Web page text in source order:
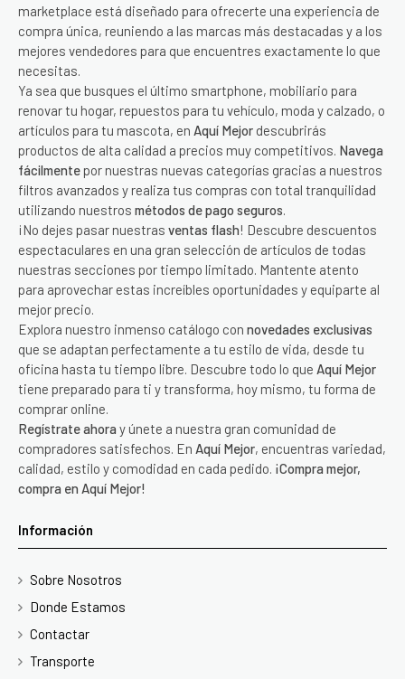
marketplace está diseñado para ofrecerte una experiencia de
compra única, reuniendo a las marcas más destacadas y a los
mejores vendedores para que encuentres exactamente lo que
necesitas.
Ya sea que busques el último smartphone, mobiliario para
renovar tu hogar, repuestos para tu vehículo, moda y calzado, o
artículos para tu mascota, en Aquí Mejor descubrirás
productos de alta calidad a precios muy competitivos. Navega
fácilmente por nuestras nuevas categorías gracias a nuestros
filtros avanzados y realiza tus compras con total tranquilidad
utilizando nuestros métodos de pago seguros.
¡No dejes pasar nuestras ventas flash! Descubre descuentos
espectaculares en una gran selección de artículos de todas
nuestras secciones por tiempo limitado. Mantente atento
para aprovechar estas increíbles oportunidades y equiparte al
mejor precio.
Explora nuestro inmenso catálogo con novedades exclusivas
que se adaptan perfectamente a tu estilo de vida, desde tu
oficina hasta tu tiempo libre. Descubre todo lo que Aquí Mejor
tiene preparado para ti y transforma, hoy mismo, tu forma de
comprar online.
Regístrate ahora y únete a nuestra gran comunidad de
compradores satisfechos. En Aquí Mejor, encuentras variedad,
calidad, estilo y comodidad en cada pedido. ¡Compra mejor,
compra en Aquí Mejor!
Información
Sobre Nosotros
Donde Estamos
Contactar
Transporte